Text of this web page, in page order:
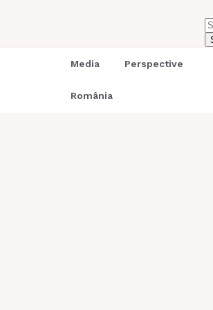
Media Perspective
România